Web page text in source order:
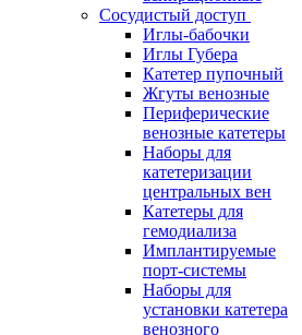
Сосудистый доступ
Иглы-бабочки
Иглы Губера
Катетер пупочный
Жгуты венозные
Периферические
венозные катетеры
Наборы для
катетеризации
центральных вен
Катетеры для
гемодиализа
Имплантируемые
порт‑системы
Наборы для
установки катетера
венозного